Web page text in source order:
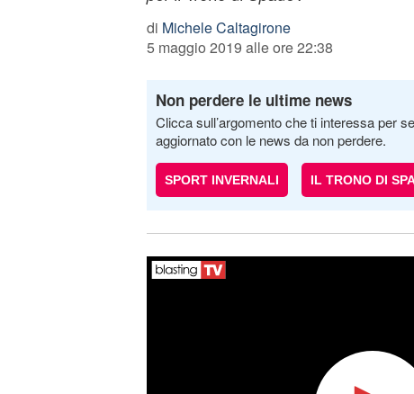
di Michele Caltagirone
5 maggio 2019 alle ore 22:38
Non perdere le ultime news
Clicca sull’argomento che ti interessa per
aggiornato con le news da non perdere.
SPORT INVERNALI IL TRONO DI